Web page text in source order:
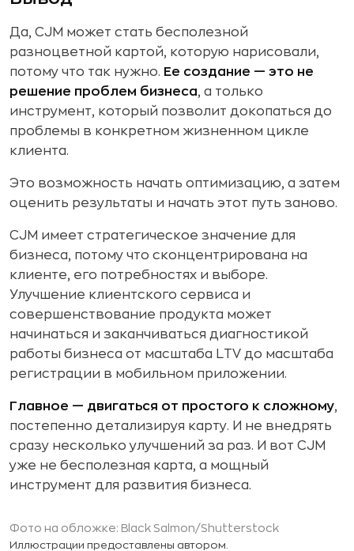
Да, CJM может стать бесполезной
разноцветной картой, которую нарисовали,
потому что так нужно. Ее создание — это не
решение проблем бизнеса, а только
инструмент, который позволит докопаться до
проблемы в конкретном жизненном цикле
клиента.
Это возможность начать оптимизацию, а затем
оценить результаты и начать этот путь заново.
CJM имеет стратегическое значение для
бизнеса, потому что сконцентрирована на
клиенте, его потребностях и выборе.
Улучшение клиентского сервиса и
совершенствование продукта может
начинаться и заканчиваться диагностикой
работы бизнеса от масштаба LTV до масштаба
регистрации в мобильном приложении.
Главное — двигаться от простого к сложному,
постепенно детализируя карту. И не внедрять
сразу несколько улучшений за раз. И вот CJM
уже не бесполезная карта, а мощный
инструмент для развития бизнеса.
Фото на обложке: Black Salmon/Shutterstock
Иллюстрации предоставлены автором.